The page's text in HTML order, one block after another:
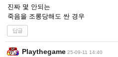
진짜 몇 안되는
죽음을 조롱당해도 싼 경우
답글
Playthegame 25-09-11 14:40